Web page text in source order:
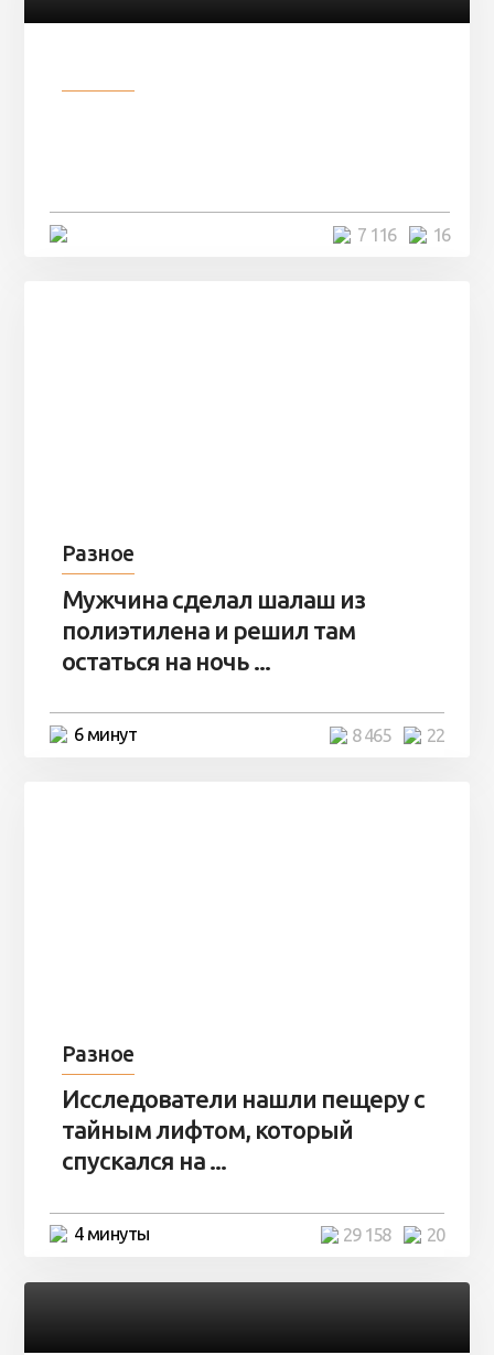
16
7 116
Разное
Мужчина сделал шалаш из
полиэтилена и решил там
остаться на ночь ...
6 минут 22
8 465
Разное
Исследователи нашли пещеру с
тайным лифтом, который
спускался на ...
4 минуты 20
29 158